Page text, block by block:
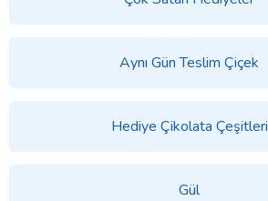
Aynı Gün Teslim Çiçek
Hediye Çikolata Çeşitleri
Gül